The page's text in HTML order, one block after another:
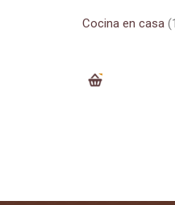
Cocina en casa